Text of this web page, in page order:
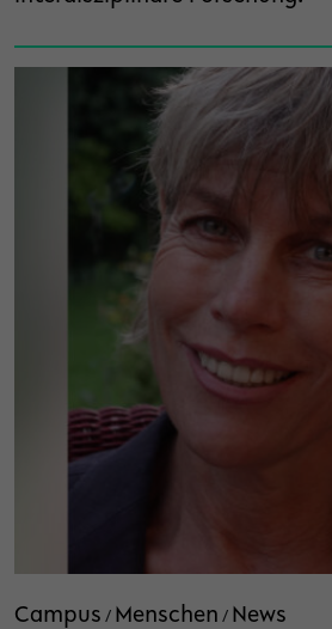
Campus / Menschen / News